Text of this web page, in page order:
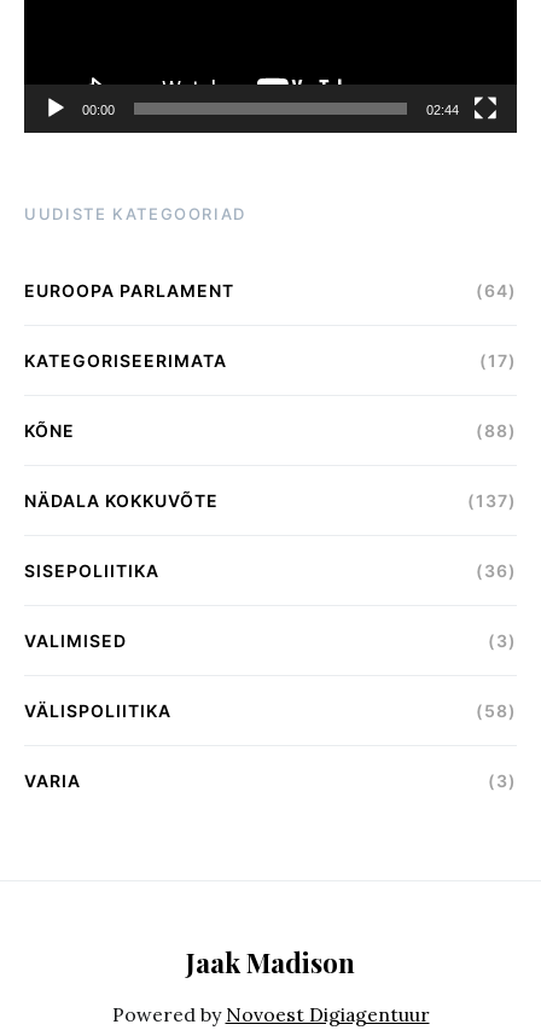
00:00 02:44
UUDISTE KATEGOORIAD
EUROOPA PARLAMENT (64)
KATEGORISEERIMATA (17)
KÕNE (88)
NÄDALA KOKKUVÕTE (137)
SISEPOLIITIKA (36)
VALIMISED (3)
VÄLISPOLIITIKA (58)
VARIA (3)
Jaak Madison
Powered by Novoest Digiagentuur